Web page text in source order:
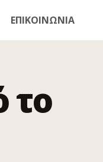
ΕΠΙΚΟΙΝΩΝΙΑ
το